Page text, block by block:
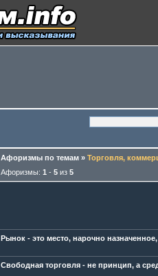
Афоризмы по темам » Торговля,
Афоризмы: 1 - 5 из 5
Рынок - это место, нарочно
Свободная торговля - не принцип, а